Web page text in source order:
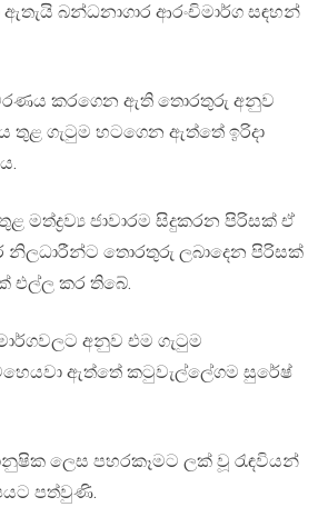
ඇතැයි බන්ධනාගාර ආරංචිමාර්ග සඳහන්
කරගෙන ඇති තොරතුරු අනුව
තුළ ගැටුම හටගෙන ඇත්තේ ඉරිදා
මත්ද්‍රව්‍ය ජාවාරම සිදුකරන පිරිසක් ඒ
නිලධාරීන්ට තොරතුරු ලබාදෙන පිරිසක්
එල්ල කර තිබේ.
අනුව එම ගැටුම
ඇත්තේ කටුවැල්ලේගම සුරේෂ්
ලෙස පහරකෑමට ලක් වූ රැඳවියන්
පත්වුණි.